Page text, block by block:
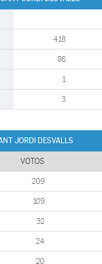
418
86
1
3
JORDI DESVALLS
VOTOS
209
109
32
24
20